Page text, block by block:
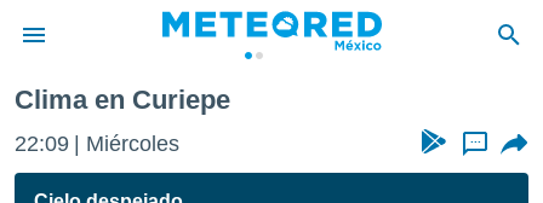
de
ha sido
Clima en Curiepe
22:09 Miércoles ...